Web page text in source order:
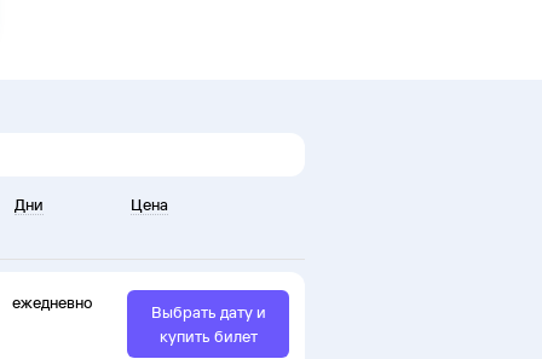
Дни Цена
ежедневно
Выбрать дату и
купить билет